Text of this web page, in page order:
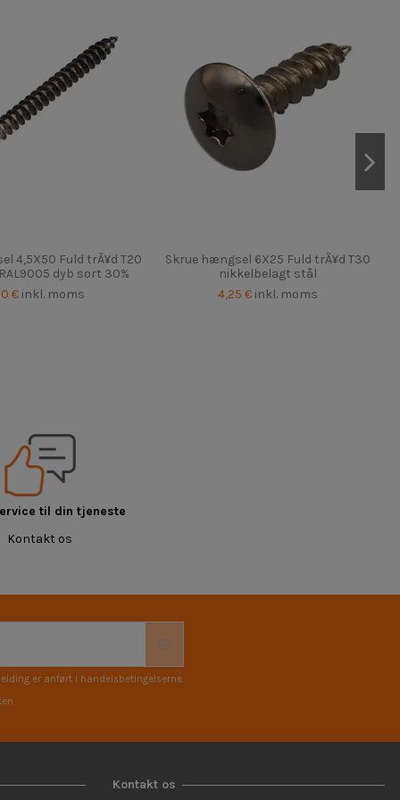
4,5X50 Fuld trÃ¥d T20
dyb sort 30%
€ inkl. moms
Skrue hængsel 6X25 Fuld trÃ¥d T30
nikkelbelagt stål
4,25 € inkl. moms
til din tjeneste
Kontakt os
er anført i handelsbetingelserne.
Kontakt os